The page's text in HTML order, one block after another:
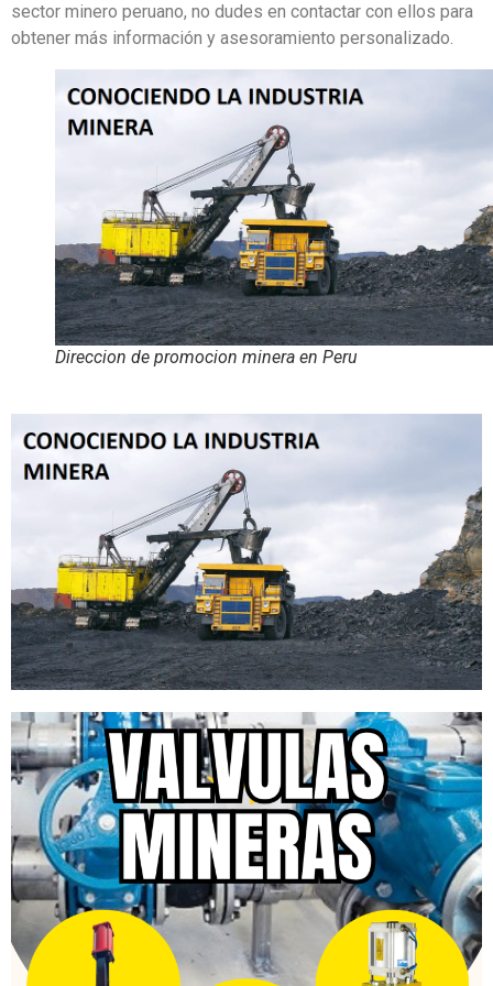
sector minero peruano, no dudes en contactar con ellos para
obtener más información y asesoramiento personalizado.
Direccion de promocion minera en Peru